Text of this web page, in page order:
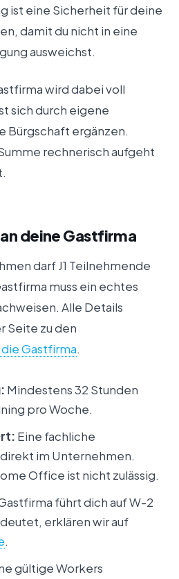
ist eine Sicherheit für deine
damit du nicht in eine
ausweichst.
wird dabei voll
sich durch eigene
Bürgschaft ergänzen.
rechnerisch aufgeht
deine Gastfirma
darf J1 Teilnehmende
muss ein echtes
Alle Details
Seite zu den
Gastfirma.
Mindestens 32 Stunden
pro Woche.
Eine fachliche
im Unternehmen.
Office ist nicht zulässig.
führt dich auf W-2
erklären wir auf
.
gültige Workers